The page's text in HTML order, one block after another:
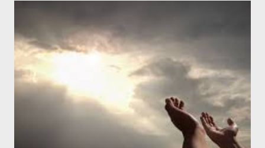
وَالْمُرْسَلِيْنَ وَعَلَى اَلِهِ وَصَحْبِهِ أَجْمَعِيْنَ أَمَّا بَعْدُ Alhamdulillahi
rabbil’aalamiin, wash-sholaatu wassalaamu ‘ala isyrofil anbiyaa i
walmursaliin, wa’alaa alihi washohbihii ajma’iin ammaba’adu .
Artinya: Segala puji bagi Allah Tuhan seluruh alam. Semoga
shalawat dan ...